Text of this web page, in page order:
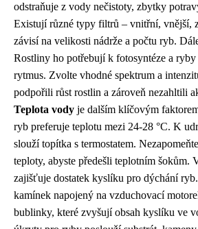
odstraňuje z vody nečistoty, zbytky
Existují různé typy filtrů – vnitřní, vnější,
závisí na velikosti nádrže a počtu ryb.
Rostliny ho potřebují k fotosyntéze a
rytmus. Zvolte vhodné spektrum a
podpořili růst rostlin a zároveň nezahltili
Teplota vody je dalším klíčovým
ryb preferuje teplotu mezi 24-28 °C. K
slouží topítka s termostatem.
teploty, abyste předešli teplotním šokům.
zajišťuje dostatek kyslíku pro dýchání
kamínek napojený na vzduchovací
bublinky, které zvyšují obsah kyslíku ve